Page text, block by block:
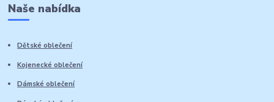
Naše nabídka
Dětské oblečení
Kojenecké oblečení
Dámské oblečení